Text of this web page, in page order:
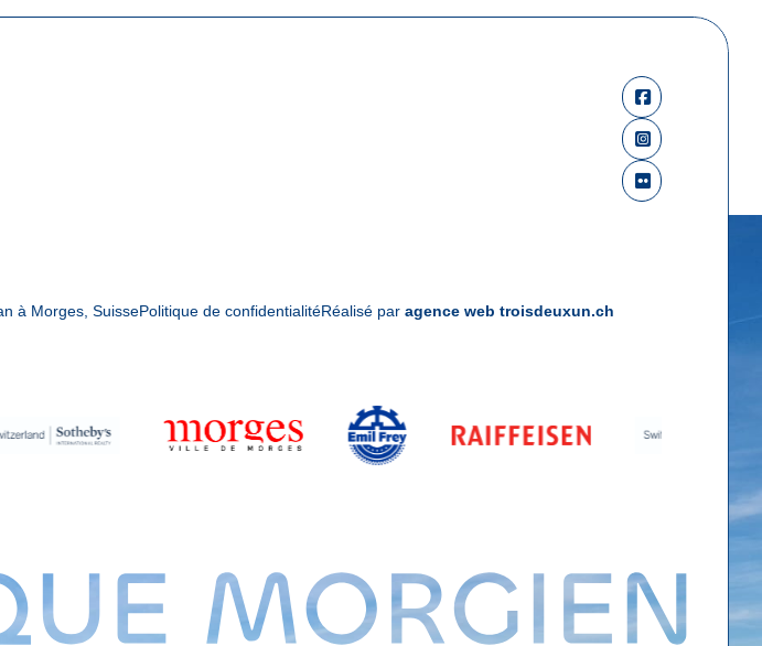
à Morges, SuissePolitique de confidentialitéRéalisé paragence web troisdeuxun.ch